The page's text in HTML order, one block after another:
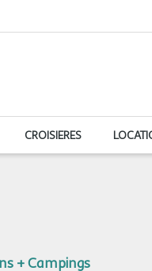
CROISIERES
+ Campings